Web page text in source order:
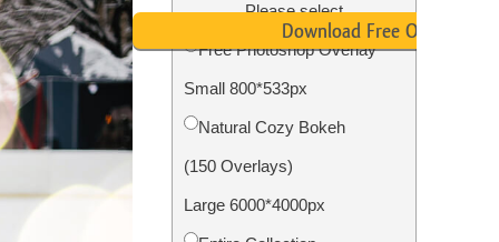
Foto restaurering
Please select
Free Photoshop Overlay
Small 800*533px
Natural Cozy Bokeh
(150 Overlays)
Large 6000*4000px
Download Free Overlay